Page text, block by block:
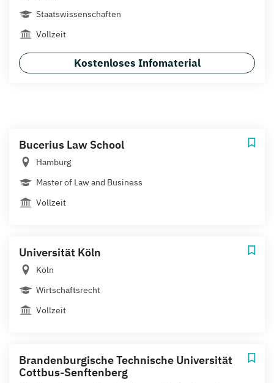
Staatswissenschaften
Vollzeit
Kostenloses Infomaterial
Bucerius Law School
Hamburg
Master of Law and Business
Vollzeit
Universität Köln
Köln
Wirtschaftsrecht
Vollzeit
Brandenburgische Technische Universität
Cottbus-Senftenberg